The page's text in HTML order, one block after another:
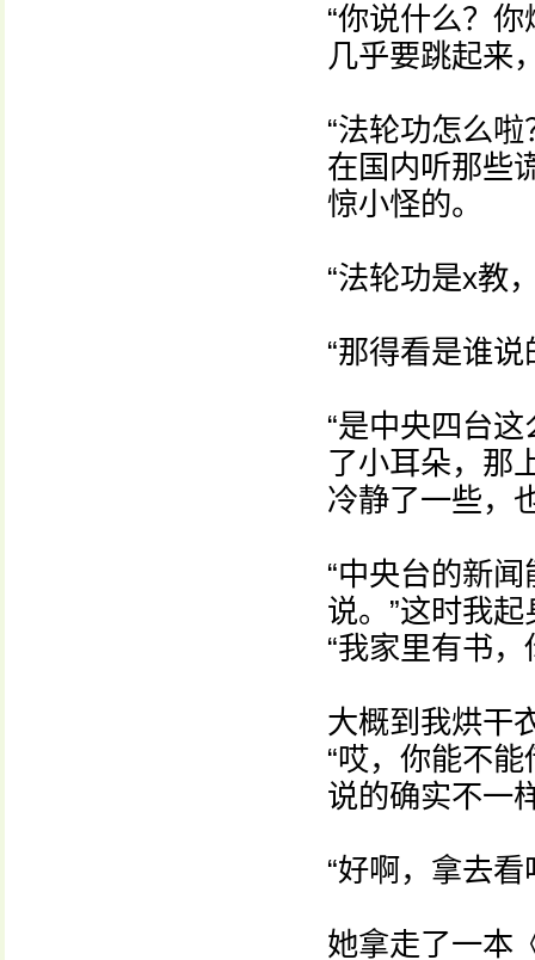
“你说什么？
几乎要跳起来
“法轮功怎么
在国内听那些
惊小怪的。
“法轮功是x教
“那得看是谁
“是中央四台
了小耳朵，那
冷静了一些，
“中央台的新
说。”这时我
“我家里有书
大概到我烘干
“哎，你能不
说的确实不一
“好啊，拿去
她拿走了一本